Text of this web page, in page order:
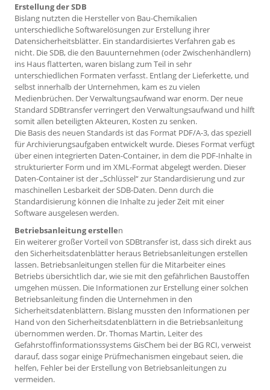
Erstellung der SDB
Bislang nutzten die Hersteller von Bau-Chemikalien
unterschiedliche Softwarelösungen zur Erstellung ihrer
Datensicherheitsblätter. Ein standardisiertes Verfahren gab es
nicht. Die SDB, die den Bauunternehmen (oder Zwischenhändlern)
ins Haus flatterten, waren bislang zum Teil in sehr
unterschiedlichen Formaten verfasst. Entlang der Lieferkette, und
selbst innerhalb der Unternehmen, kam es zu vielen
Medienbrüchen. Der Verwaltungsaufwand war enorm. Der neue
Standard SDBtransfer verringert den Verwaltungsaufwand und hilft
somit allen beteiligten Akteuren, Kosten zu senken.
Die Basis des neuen Standards ist das Format PDF/A-3, das speziell
für Archivierungsaufgaben entwickelt wurde. Dieses Format verfügt
über einen integrierten Daten-Container, in dem die PDF-Inhalte in
strukturierter Form und im XML-Format abgelegt werden. Dieser
Daten-Container ist der „Schlüssel“ zur Standardisierung und zur
maschinellen Lesbarkeit der SDB-Daten. Denn durch die
Standardisierung können die Inhalte zu jeder Zeit mit einer
Software ausgelesen werden.
Betriebsanleitung erstellen
Ein weiterer großer Vorteil von SDBtransfer ist, dass sich direkt aus
den Sicherheitsdatenblätter heraus Betriebsanleitungen erstellen
lassen. Betriebsanleitungen stellen für die Mitarbeiter eines
Betriebs übersichtlich dar, wie sie mit den gefährlichen Baustoffen
umgehen müssen. Die Informationen zur Erstellung einer solchen
Betriebsanleitung finden die Unternehmen in den
Sicherheitsdatenblättern. Bislang mussten den Informationen per
Hand von den Sicherheitsdatenblättern in die Betriebsanleitung
übernommen werden. Dr. Thomas Martin, Leiter des
Gefahrstoffinformationssystems GisChem bei der BG RCI, verweist
darauf, dass sogar einige Prüfmechanismen eingebaut seien, die
helfen, Fehler bei der Erstellung von Betriebsanleitungen zu
vermeiden.